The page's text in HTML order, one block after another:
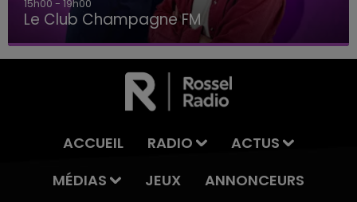
19h00 - 19h15
LA POP MACHINE - CHAMPAGNE FM
ACCUEIL RADIO
ACTUS
MÉDIAS
JEUX ANNONCEURS